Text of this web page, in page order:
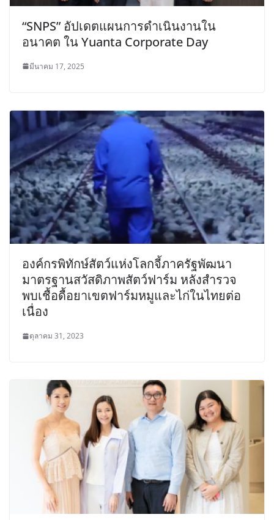
“SNPS” อัปเดตแผนการดำเนินงานใน
อนาคต ใน Yuanta Corporate Day
มีนาคม 17, 2025
องค์กรพิทักษ์สัตว์แห่งโลกจี้ภาครัฐพัฒนา
มาตรฐานสวัสดิภาพสัตว์ฟาร์ม หลังสำรวจ
พบเชื้อดื้อยาเขตฟาร์มหมูและไก่ในไทยต่อ
เนื่อง
ตุลาคม 31, 2023